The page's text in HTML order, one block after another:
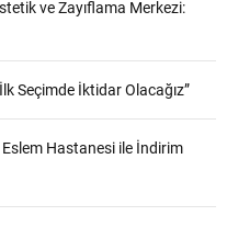
ve Zayıflama Merkezi:
Seçimde İktidar Olacağız”
Hastanesi ile İndirim